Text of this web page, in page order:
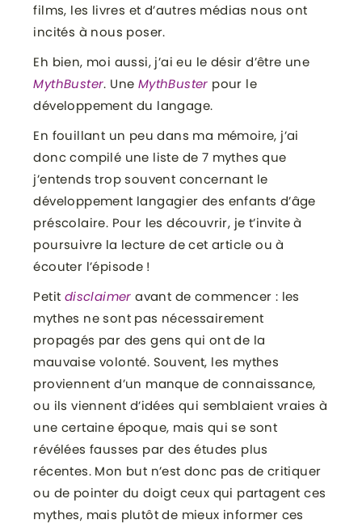
films, les livres et d’autres médias nous ont
incités à nous poser.
Eh bien, moi aussi, j’ai eu le désir d’être une
MythBuster. Une MythBuster pour le
développement du langage.
En fouillant un peu dans ma mémoire, j’ai
donc compilé une liste de 7 mythes que
j’entends trop souvent concernant le
développement langagier des enfants d’âge
préscolaire. Pour les découvrir, je t’invite à
poursuivre la lecture de cet article ou à
écouter l’épisode !
Petit disclaimeravant de commencer : les
mythes ne sont pas nécessairement
propagés par des gens qui ont de la
mauvaise volonté. Souvent, les mythes
proviennent d’un manque de connaissance,
ou ils viennent d’idées qui semblaient vraies à
une certaine époque, mais qui se sont
révélées fausses par des études plus
récentes. Mon but n’est donc pas de critiquer
ou de pointer du doigt ceux qui partagent ces
mythes, mais plutôt de mieux informer ces